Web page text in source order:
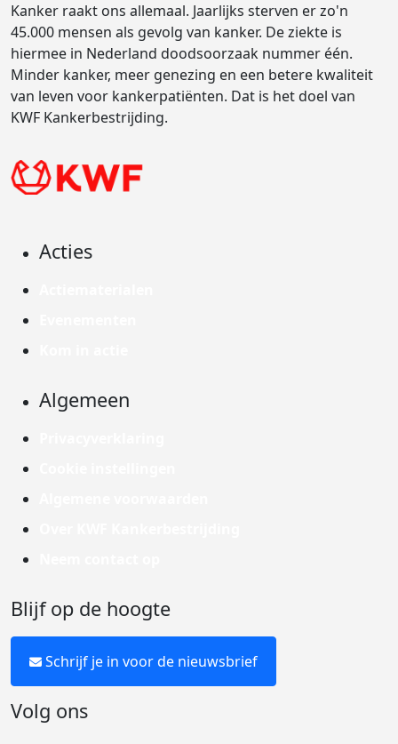
Kanker raakt ons allemaal. Jaarlijks sterven er zo'n
45.000 mensen als gevolg van kanker. De ziekte is
hiermee in Nederland doodsoorzaak nummer één.
Minder kanker, meer genezing en een betere kwaliteit
van leven voor kankerpatiënten. Dat is het doel van
KWF Kankerbestrijding.
Acties
Algemeen
Blijf op de hoogte
Schrijf je in voor de nieuwsbrief
Volg ons